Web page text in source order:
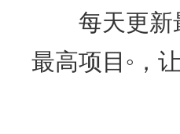
每天更新最
最高项目◦，